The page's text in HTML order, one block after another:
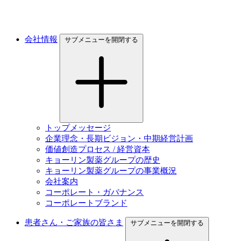
会社情報 サブメニューを開閉する
トップメッセージ
企業理念・長期ビジョン・中期経営計画
価値創造プロセス / 経営資本
キョーリン製薬グループの歴史
キョーリン製薬グループの事業概況
会社案内
コーポレート・ガバナンス
コーポレートブランド
患者さん・ご家族の皆さま サブメニューを開閉する